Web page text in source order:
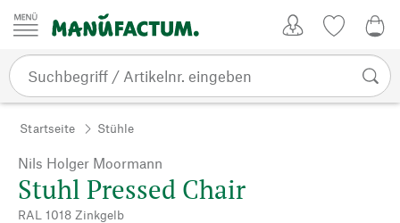
Zum Inhalt springen
Startseite Stühle
Nils Holger Moormann
Stuhl Pressed Chair
RAL 1018 Zinkgelb